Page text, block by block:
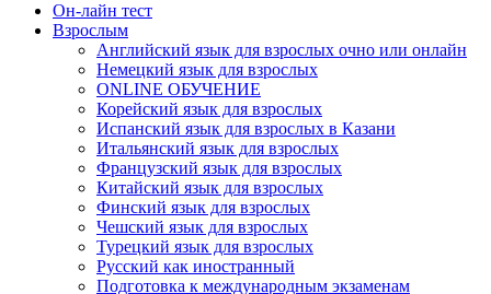
Он-лайн тест
Взрослым
Английский язык для взрослых очно или онлайн
Немецкий язык для взрослых
ONLINE ОБУЧЕНИЕ
Корейский язык для взрослых
Испанский язык для взрослых в Казани
Итальянский язык для взрослых
Французский язык для взрослых
Китайский язык для взрослых
Финский язык для взрослых
Чешский язык для взрослых
Турецкий язык для взрослых
Русский как иностранный
Подготовка к международным экзаменам